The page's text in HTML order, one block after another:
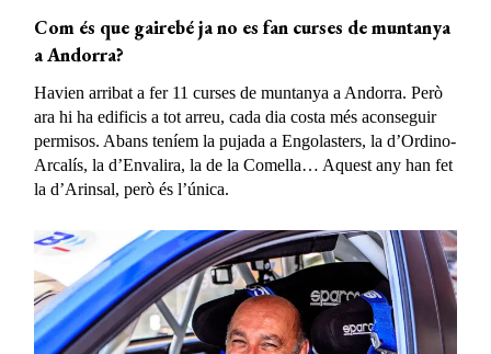
Com és que gairebé ja no es fan curses de muntanya
a Andorra?
Havien arribat a fer 11 curses de muntanya a Andorra. Però
ara hi ha edificis a tot arreu, cada dia costa més aconseguir
permisos. Abans teníem la pujada a Engolasters, la d’Ordino-
Arcalís, la d’Envalira, la de la Comella… Aquest any han fet
la d’Arinsal, però és l’única.